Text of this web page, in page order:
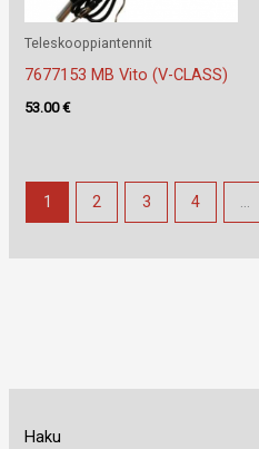
Haku
Teleskooppiantennit
7677153 MB Vito (V-CLASS)
53.00€
1 2 3 4 …